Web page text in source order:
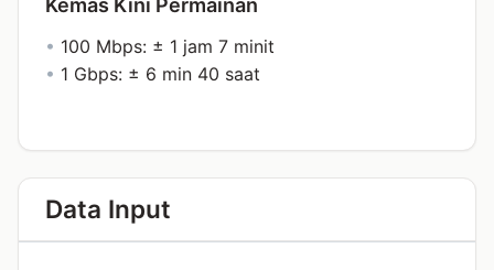
• 100 Mbps: ± 1 jam 7 minit
• 1 Gbps: ± 6 min 40 saat
Data Input